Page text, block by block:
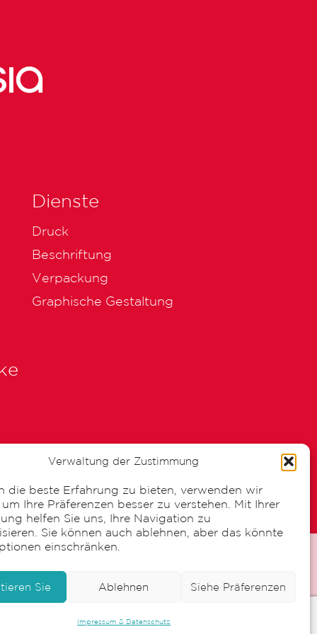
Verwaltung der Zustimmung
die beste Erfahrung zu bieten, verwenden wir
Ihre Präferenzen besser zu verstehen. Mit Ihrer
helfen Sie uns, Ihre Navigation zu
Sie können auch ablehnen, aber das könnte
einschränken.
Sie Ablehnen Siehe Präferenzen
Impressum & Datenschutz
Dienste
Druck
Beschriftung
Verpackung
Graphische Gestaltung